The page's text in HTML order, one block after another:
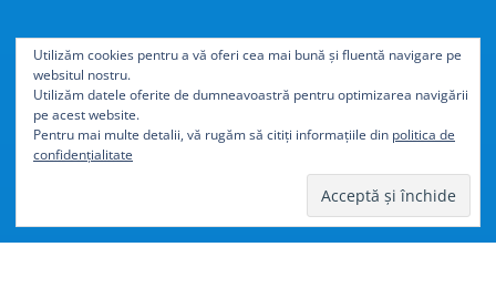
Cu40% mai ușordecât
aluminiul
Utilizăm cookies pentru a vă oferi cea mai bună și fluentă navigare pe
websitul nostru.
Utilizăm datele oferite de dumneavoastră pentru optimizarea navigării
pe acest website.
Pentru mai multe detalii, vă rugăm să citiți informațiile din politica de
confidențialitate